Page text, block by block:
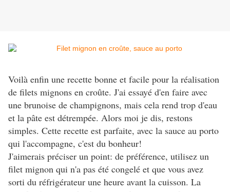
Voilà enfin une recette bonne et facile pour la réalisation
de filets mignons en croûte. J'ai essayé d'en faire avec
une brunoise de champignons, mais cela rend trop d'eau
et la pâte est détrempée. Alors moi je dis, restons
simples. Cette recette est parfaite, avec la sauce au porto
qui l'accompagne, c'est du bonheur!
J'aimerais préciser un point: de préférence, utilisez un
filet mignon qui n'a pas été congelé et que vous avez
sorti du réfrigérateur une heure avant la cuisson. La